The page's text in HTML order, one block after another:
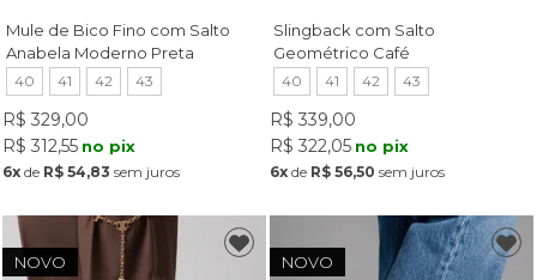
Mule de Bico Fino com Salto
Anabela Moderno Preta
40 41 42 43
R$ 329,00
R$ 312,55 no pix
6xde R$ 54,83 sem juros
Slingback com Salto
Geométrico Café
40 41 42 43
R$ 339,00
R$ 322,05 no pix
6x de R$ 56,50 sem juros
NOVO NOVO